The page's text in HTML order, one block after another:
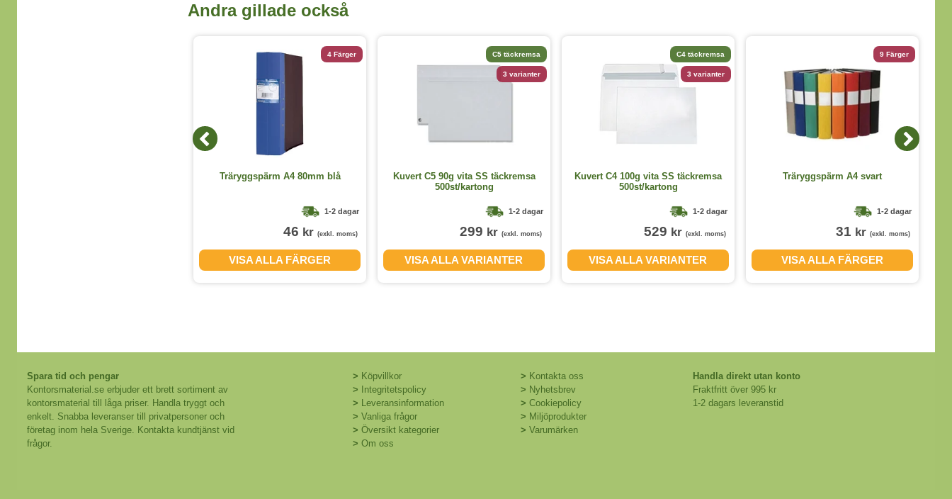
Andra gillade också
4 Färger
Träryggspärm A4 80mm blå
1-2 dagar
46 kr (exkl. moms)
VISA ALLA FÄRGER
C5 täckremsa
3 varianter
Kuvert C5 90g vita SS täckremsa
500st/kartong
1-2 dagar
299 kr (exkl. moms)
VISA ALLA VARIANTER
C4 täckremsa
3 varianter
Kuvert C4 100g vita SS täckremsa
500st/kartong
1-2 dagar
529 kr (exkl. moms)
VISA ALLA VARIANTER
9 Färger
Träryggspärm A4 svart
1-2 dagar
31 kr (exkl. moms)
VISA ALLA FÄRGER
Spara tid och pengar
Kontorsmaterial.se erbjuder ett brett sortiment av
kontorsmaterial till låga priser. Handla tryggt och
enkelt. Snabba leveranser till privatpersoner och
företag inom hela Sverige. Kontakta kundtjänst vid
frågor.
> Köpvillkor
>
Integritetspolicy
> Leveransinformation
> Vanliga frågor
> Översikt kategorier
> Om oss
> Kontakta oss
> Nyhetsbrev
> Cookiepolicy
> Miljöprodukter
> Varumärken
Handla direkt utan konto
Fraktfritt över 995 kr
1-2 dagars leveranstid